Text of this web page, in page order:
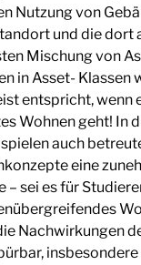
Nutzung von
und die dort
Mischung von
in Asset- Klassen
entspricht, wenn
Wohnen geht! In
auch
eine
– sei es für
Nachwirkungen
insbesondere